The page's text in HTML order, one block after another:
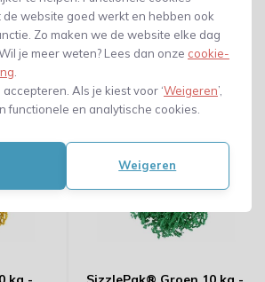
website goed werkt en hebben ook
Zo maken we de website elke dag
je meer weten? Lees dan onze cookie-
accepteren. Als je kiest voor ‘Weigeren’,
functionele en analytische cookies.
Weigeren